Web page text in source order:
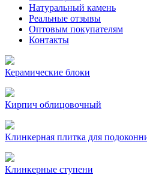
Натуральный камень
Реальные отзывы
Оптовым покупателям
Контакты
Керамические блоки
Кирпич облицовочный
Клинкерная плитка для
Клинкерные ступени